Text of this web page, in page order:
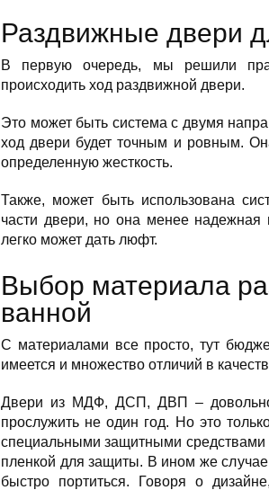
Раздвижные двери
В первую очередь, мы решили
происходить ход раздвижной двери.
Это может быть система с двумя
ход двери будет точным и ровным.
определенную жесткость.
Также, может быть использована
части двери, но она менее надежная
легко может дать люфт.
Выбор материала
ванной
С материалами все просто, тут
имеется и множество отличий в
Двери из МДФ, ДСП, ДВП – довольно
прослужить не один год. Но это
специальными защитными средствами
пленкой для защиты. В ином же
быстро портиться. Говоря о